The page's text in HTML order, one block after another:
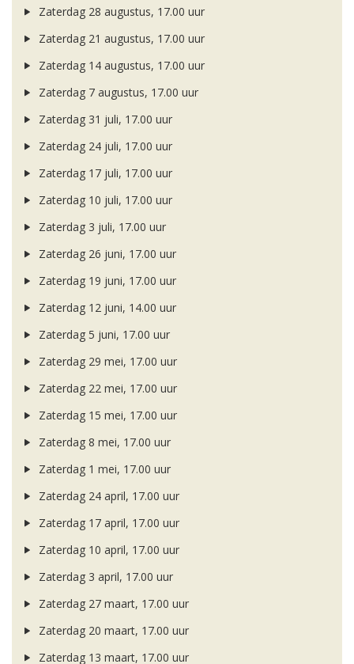
Zaterdag 28 augustus, 17.00 uur
Zaterdag 21 augustus, 17.00 uur
Zaterdag 14 augustus, 17.00 uur
Zaterdag 7 augustus, 17.00 uur
Zaterdag 31 juli, 17.00 uur
Zaterdag 24 juli, 17.00 uur
Zaterdag 17 juli, 17.00 uur
Zaterdag 10 juli, 17.00 uur
Zaterdag 3 juli, 17.00 uur
Zaterdag 26 juni, 17.00 uur
Zaterdag 19 juni, 17.00 uur
Zaterdag 12 juni, 14.00 uur
Zaterdag 5 juni, 17.00 uur
Zaterdag 29 mei, 17.00 uur
Zaterdag 22 mei, 17.00 uur
Zaterdag 15 mei, 17.00 uur
Zaterdag 8 mei, 17.00 uur
Zaterdag 1 mei, 17.00 uur
Zaterdag 24 april, 17.00 uur
Zaterdag 17 april, 17.00 uur
Zaterdag 10 april, 17.00 uur
Zaterdag 3 april, 17.00 uur
Zaterdag 27 maart, 17.00 uur
Zaterdag 20 maart, 17.00 uur
Zaterdag 13 maart, 17.00 uur